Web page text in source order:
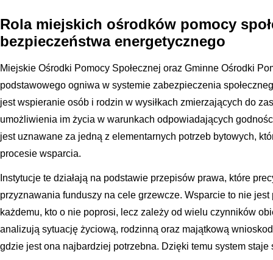
Rola miejskich ośrodków pomocy
bezpieczeństwa energetycznego
Miejskie Ośrodki Pomocy Społecznej oraz Gminne Ośrodki
podstawowego ogniwa w systemie zabezpieczenia
jest wspieranie osób i rodzin w wysiłkach zmierzających do
umożliwienia im życia w warunkach odpowiadających
jest uznawane za jedną z elementarnych potrzeb bytowych,
procesie wsparcia.
Instytucje te działają na podstawie przepisów prawa, które
przyznawania funduszy na cele grzewcze. Wsparcie to nie
każdemu, kto o nie poprosi, lecz zależy od wielu czynników
analizują sytuację życiową, rodzinną oraz majątkową
gdzie jest ona najbardziej potrzebna. Dzięki temu system